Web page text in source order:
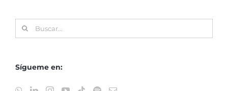
Buscar:
Sígueme en: